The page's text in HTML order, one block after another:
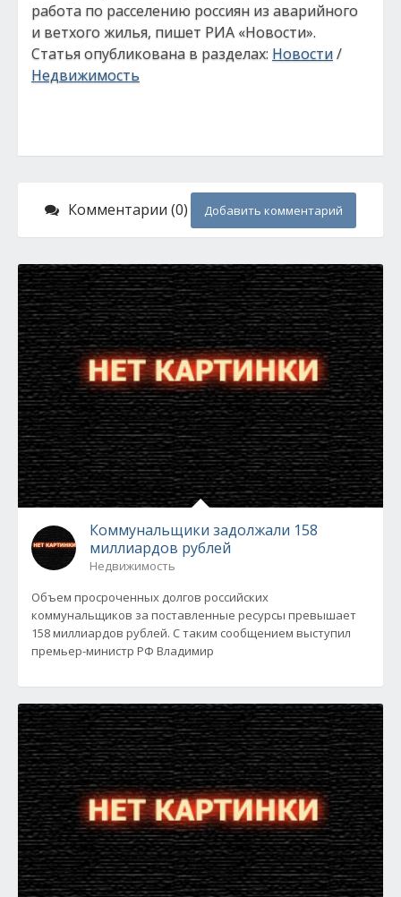
работа по расселению россиян из аварийного
и ветхого жилья, пишет РИА «Новости».
Статья опубликована в разделах: Новости/
Недвижимость
Комментарии (0) Добавить комментарий
Коммунальщики задолжали 158
миллиардов рублей
Недвижимость
Объем просроченных долгов российских
коммунальщиков за поставленные ресурсы превышает
158 миллиардов рублей. С таким сообщением выступил
премьер-министр РФ Владимир